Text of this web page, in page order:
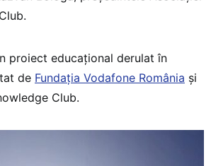
proiect educațional derulat în
de Fundația Vodafone România și
Club.